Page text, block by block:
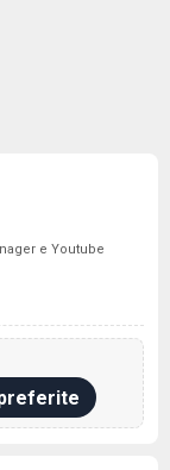
e Youtube